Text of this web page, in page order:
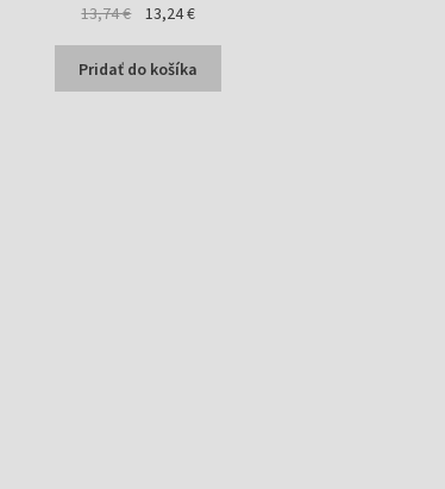
13,74€
Pôvodná
bola:
13,74 €.
13,24€Aktuálna
je:
13,24 €.
Pridať do košíka